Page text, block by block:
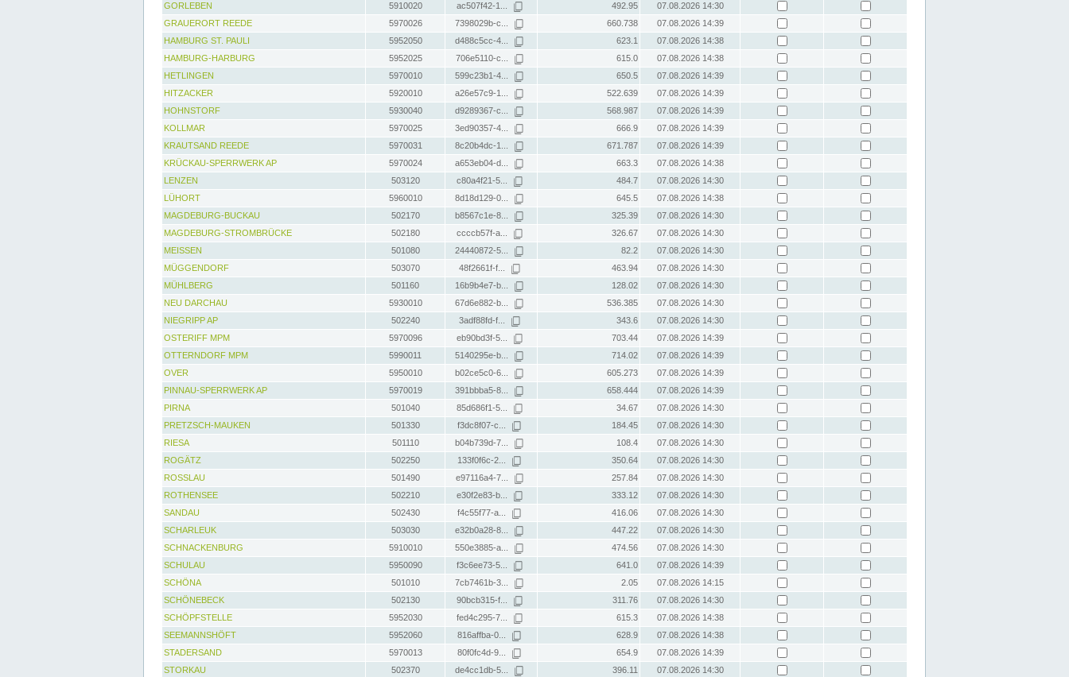
GORLEBEN
5910020 ac507f42-1... 492.95
07.08.2026 14:30
GRAUERORT REEDE
5970026 7398029b-c... 660.738
07.08.2026 14:39
HAMBURG ST. PAULI
5952050 d488c5cc-4... 623.1
07.08.2026 14:38
HAMBURG-HARBURG
5952025 706e5110-c... 615.0
07.08.2026 14:38
HETLINGEN
5970010 599c23b1-4... 650.5
07.08.2026 14:39
HITZACKER
5920010 a26e57c9-1... 522.639
07.08.2026 14:39
HOHNSTORF
5930040 d9289367-c... 568.987
07.08.2026 14:39
KOLLMAR
5970025 3ed90357-4... 666.9
07.08.2026 14:39
KRAUTSAND REEDE
5970031 8c20b4dc-1... 671.787
07.08.2026 14:39
KRÜCKAU-SPERRWERK AP
5970024 a653eb04-d... 663.3
07.08.2026 14:38
LENZEN
503120 c80a4f21-5... 484.7
07.08.2026 14:30
LÜHORT
5960010 8d18d129-0... 645.5
07.08.2026 14:38
MAGDEBURG-BUCKAU
502170 b8567c1e-8... 325.39
07.08.2026 14:30
MAGDEBURG-STROMBRÜCKE
502180 ccccb57f-a... 326.67
07.08.2026 14:30
MEISSEN
501080 24440872-5... 82.2
07.08.2026 14:30
MÜGGENDORF
503070 48f2661f-f... 463.94
07.08.2026 14:30
MÜHLBERG
501160 16b9b4e7-b... 128.02
07.08.2026 14:30
NEU DARCHAU
5930010 67d6e882-b... 536.385
07.08.2026 14:30
NIEGRIPP AP
502240 3adf88fd-f... 343.6
07.08.2026 14:30
OSTERIFF MPM
5970096 eb90bd3f-5... 703.44
07.08.2026 14:39
OTTERNDORF MPM
5990011 5140295e-b... 714.02
07.08.2026 14:39
OVER
5950010 b02ce5c0-6... 605.273
07.08.2026 14:39
PINNAU-SPERRWERK AP
5970019 391bbba5-8... 658.444
07.08.2026 14:39
PIRNA
501040 85d686f1-5... 34.67
07.08.2026 14:30
PRETZSCH-MAUKEN
501330 f3dc8f07-c... 184.45
07.08.2026 14:30
RIESA
501110 b04b739d-7... 108.4
07.08.2026 14:30
ROGÄTZ
502250 133f0f6c-2... 350.64
07.08.2026 14:30
ROSSLAU
501490 e97116a4-7... 257.84
07.08.2026 14:30
ROTHENSEE
502210 e30f2e83-b... 333.12
07.08.2026 14:30
SANDAU
502430 f4c55f77-a... 416.06
07.08.2026 14:30
SCHARLEUK
503030 e32b0a28-8... 447.22
07.08.2026 14:30
SCHNACKENBURG
5910010 550e3885-a... 474.56
07.08.2026 14:30
SCHULAU
5950090 f3c6ee73-5... 641.0
07.08.2026 14:39
SCHÖNA
501010 7cb7461b-3... 2.05
07.08.2026 14:15
SCHÖNEBECK
502130 90bcb315-f... 311.76
07.08.2026 14:30
SCHÖPFSTELLE
5952030 fed4c295-7... 615.3
07.08.2026 14:38
SEEMANNSHÖFT
5952060 816affba-0... 628.9
07.08.2026 14:38
STADERSAND
5970013 80f0fc4d-9... 654.9
07.08.2026 14:39
STORKAU
502370 de4cc1db-5... 396.11 07.08.2026 14:30